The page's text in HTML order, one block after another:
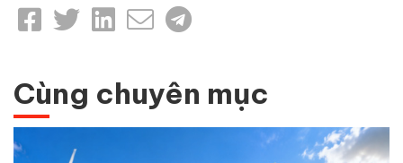
Cùng chuyên mục